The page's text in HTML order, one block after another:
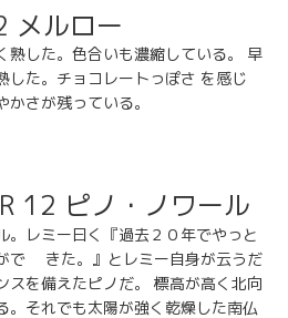
メルロー
熟した。色合いも濃縮している。 早
した。チョコレートっぽさ を感じ
さが残っている。
12 ピノ・ノワール
。レミー曰く『過去２０年でやっと
で きた。』とレミー自身が云うだ
スを備えたピノだ。 標高が高く北向
。それでも太陽が強く乾燥した南仏